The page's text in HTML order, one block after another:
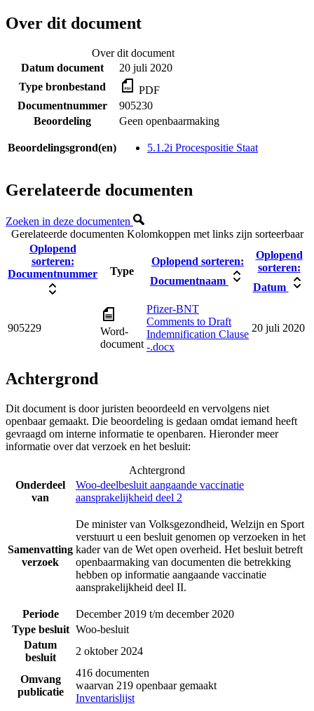
Over dit document
Over dit document
Datum document
20 juli 2020
Type bronbestand
PDF
Documentnummer
905230
Beoordeling
Geen openbaarmaking
Beoordelingsgrond(en) 5.1.2i Procespositie Staat
Gerelateerde documenten
Zoeken in deze documenten
Gerelateerde documenten Kolomkoppen met links zijn sorteerbaar
Oplopend
sorteren:
Documentnummer
Type
Oplopend sorteren:
Documentnaam
Oplopend
sorteren:
Datum
905229
Word-
document
Pfizer-BNT
Comments to Draft
Indemnification Clause
-.docx
20 juli 2020
Achtergrond
Dit document is door juristen beoordeeld en vervolgens niet
openbaar gemaakt. Die beoordeling is gedaan omdat iemand heeft
gevraagd om interne informatie te openbaren. Hieronder meer
informatie over dat verzoek en het besluit:
Achtergrond
Onderdeel
van
Woo-deelbesluit aangaande vaccinatie
aansprakelijkheid deel 2
Samenvatting
verzoek
De minister van Volksgezondheid, Welzijn en Sport
verstuurt u een besluit genomen op verzoeken in het
kader van de Wet open overheid. Het besluit betreft
openbaarmaking van documenten die betrekking
hebben op informatie aangaande vaccinatie
aansprakelijkheid deel II.
Periode
December 2019 t/m december 2020
Type besluit Woo-besluit
Datum
besluit
2 oktober 2024
Omvang
publicatie
416 documenten
waarvan 219 openbaar gemaakt
Inventarislijst